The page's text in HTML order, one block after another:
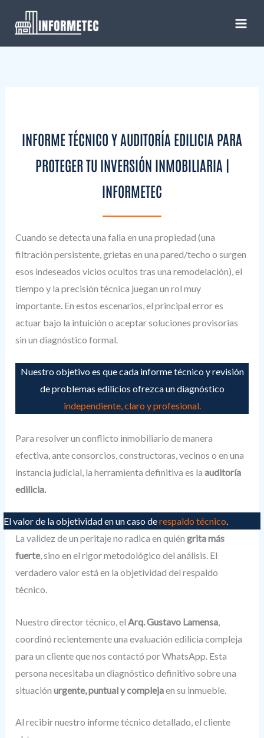
contenido
INFORME TÉCNICO Y AUDITORÍA EDILICIA PARA
PROTEGER TU INVERSIÓN INMOBILIARIA |
INFORMETEC
Cuando se detecta una falla en una propiedad (una
filtración persistente, grietas en una pared/techo o surgen
esos indeseados vicios ocultos tras una remodelación), el
tiempo y la precisión técnica juegan un rol muy
importante. En estos escenarios, el principal error es
actuar bajo la intuición o aceptar soluciones provisorias
sin un diagnóstico formal.
Nuestro objetivo es que cada informe técnico y revisión
de problemas edilicios ofrezca un diagnóstico
independiente, claro y profesional.
Para resolver un conflicto inmobiliario de manera
efectiva, ante consorcios, constructoras, vecinos o en una
instancia judicial, la herramienta definitiva es laauditoría
edilicia.
El valor de la objetividad en un caso derespaldo técnico.
La validez de un peritaje no radica en quiéngrita más
fuerte, sino en el rigor metodológico del análisis. El
verdadero valor está en la objetividad del respaldo
técnico.
Nuestro director técnico, elArq. Gustavo Lamensa,
coordinó recientemente una evaluación edilicia compleja
para un cliente que nos contactó por WhatsApp. Esta
persona necesitaba un diagnóstico definitivo sobre una
situaciónurgente, puntual y complejaen su inmueble.
Al recibir nuestro informe técnico detallado, el cliente